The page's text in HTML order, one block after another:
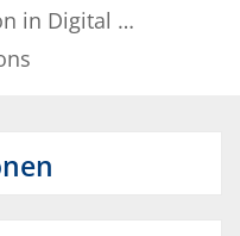
Ecosystems